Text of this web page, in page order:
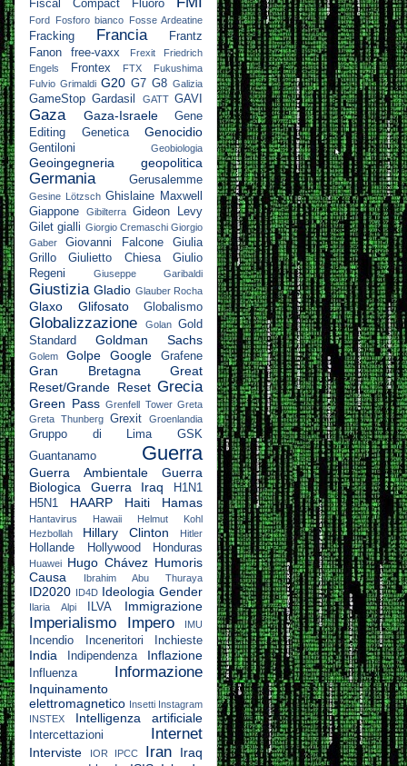
Fiscal Compact
Fluoro
Ford Fosforo bianco Fosse Ardeatine
Fracking Francia
Frantz
Fanon
free-vaxx Frexit
Friedrich
Engels
Frontex FTX
Fukushima
Fulvio Grimaldi G20 G7 G8 Galizia
GameStop Gardasil GATT GAVI
Gaza Gaza-Israele
Gene
Editing
Genetica Genocidio
Gentiloni Geobiologia
Geoingegneria geopolitica
Germania Gerusalemme
Gesine Lötzsch Ghislaine Maxwell
Giappone
Gibilterra Gideon Levy
Gilet gialli Giorgio Cremaschi Giorgio
Gaber
Giovanni Falcone
Giulia
Grillo
Giulietto Chiesa
Giulio
Regeni
Giuseppe Garibaldi
Giustizia Gladio Glauber Rocha
Glaxo Glifosato Globalismo
Globalizzazione Golan Gold
Standard
Goldman Sachs
Golem Golpe Google Grafene
Gran Bretagna
Great
Reset/Grande Reset Grecia
Green Pass Grenfell Tower Greta
Greta Thunberg Grexit Groenlandia
Gruppo di Lima
GSK
Guantanamo
Guerra
Guerra Ambientale
Guerra
Biologica
Guerra Iraq
H1N1
H5N1
HAARP Haiti Hamas
Hantavirus Hawaii
Helmut Kohl
Hezbollah
Hillary Clinton Hitler
Hollande Hollywood Honduras
Huawei Hugo Chávez Humoris
Causa
Ibrahim Abu Thuraya
ID2020 ID4D Ideologia Gender
Ilaria Alpi ILVA Immigrazione
Imperialismo Impero IMU
Incendio Inceneritori Inchieste
India Indipendenza Inflazione
Influenza Informazione
Inquinamento
elettromagnetico Insetti Instagram
INSTEX
Intelligenza artificiale
Intercettazioni Internet
Interviste IOR IPCC Iran Iraq